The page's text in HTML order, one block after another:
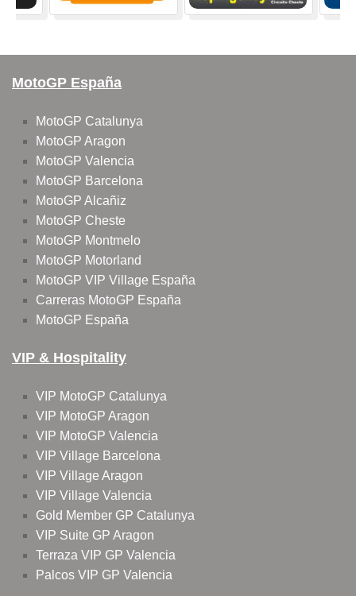
MotoGP España
MotoGP Catalunya
MotoGP Aragon
MotoGP Valencia
MotoGP Barcelona
MotoGP Alcañiz
MotoGP Cheste
MotoGP Montmelo
MotoGP Motorland
MotoGP VIP Village España
Carreras MotoGP España
MotoGP España
VIP & Hospitality
VIP MotoGP Catalunya
VIP MotoGP Aragon
VIP MotoGP Valencia
VIP Village Barcelona
VIP Village Aragon
VIP Village Valencia
Gold Member GP Catalunya
VIP Suite GP Aragon
Terraza VIP GP Valencia
Palcos VIP GP Valencia